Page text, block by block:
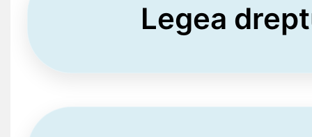
Legea